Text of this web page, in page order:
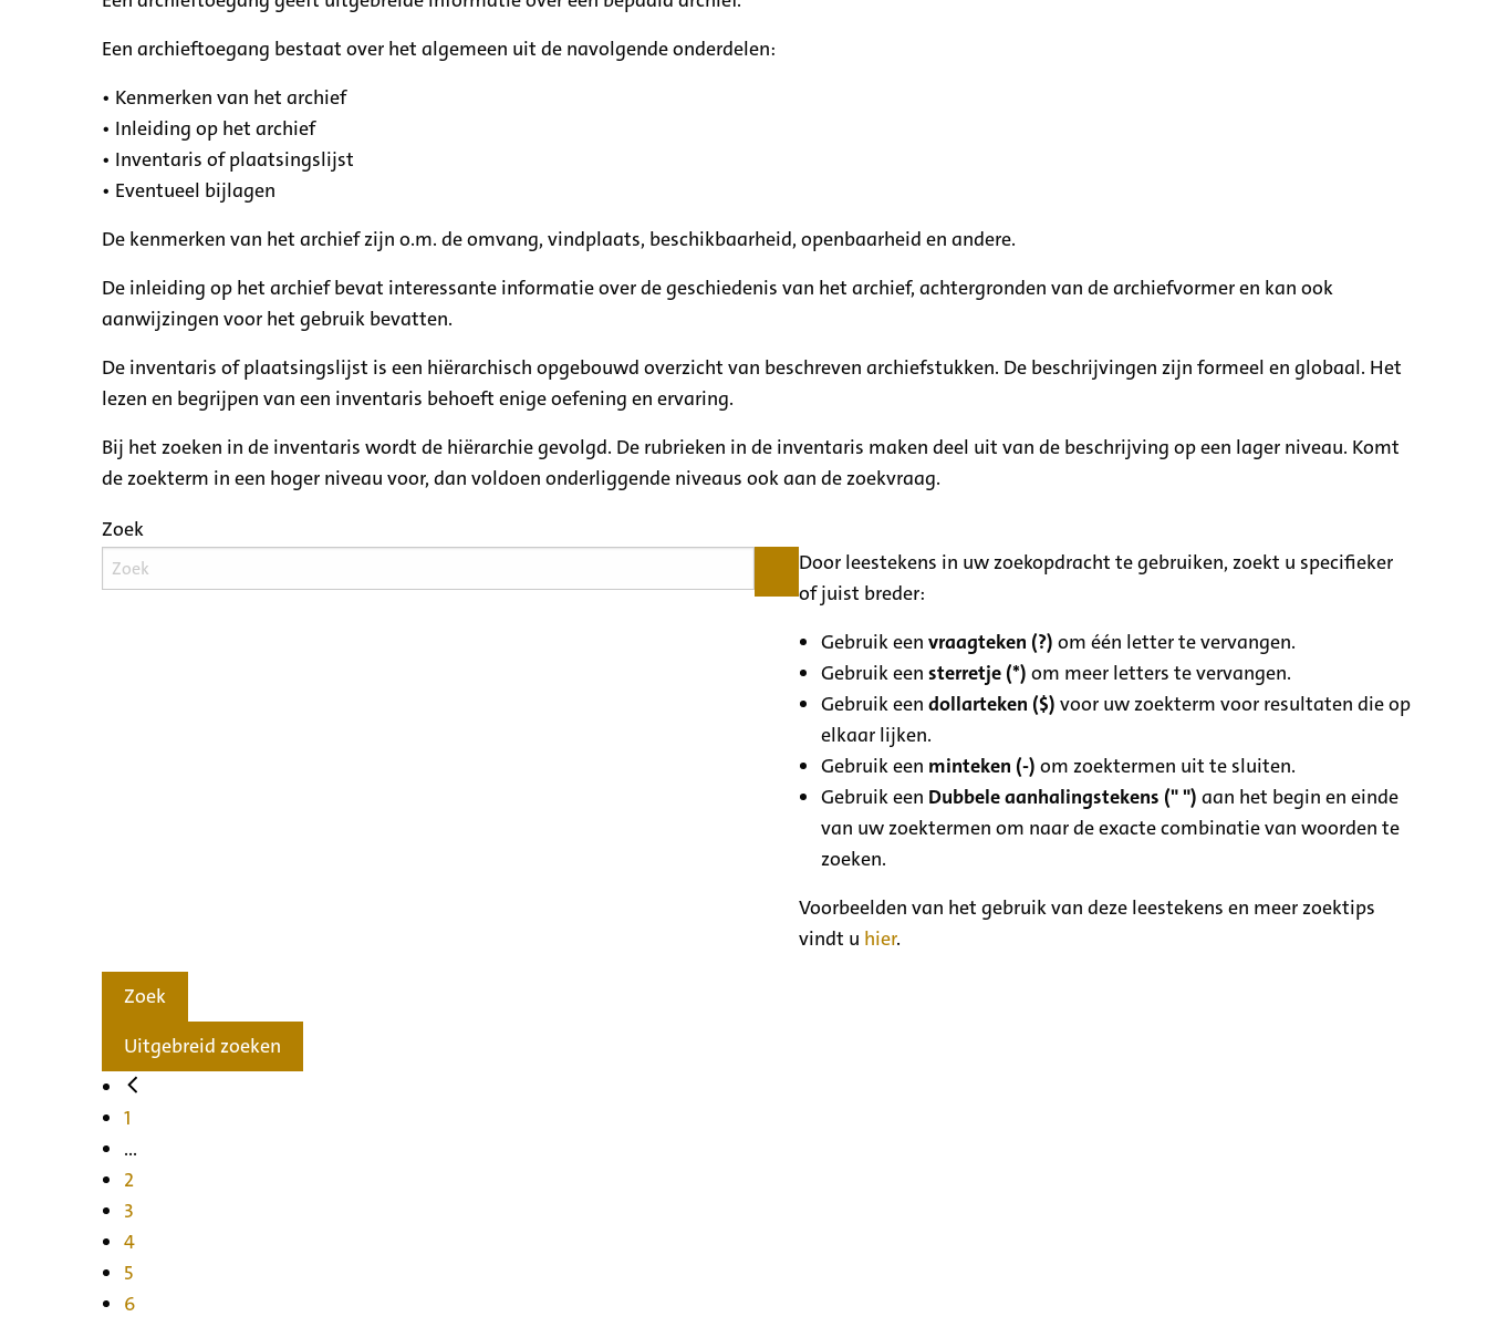
Een archieftoegang bestaat over het algemeen uit de navolgende onderdelen:
• Kenmerken van het archief
• Inleiding op het archief
• Inventaris of plaatsingslijst
• Eventueel bijlagen
De kenmerken van het archief zijn o.m. de omvang, vindplaats, beschikbaarheid, openbaarheid en andere.
De inleiding op het archief bevat interessante informatie over de geschiedenis van het archief, achtergronden van de archiefvormer en kan ook
aanwijzingen voor het gebruik bevatten.
De inventaris of plaatsingslijst is een hiërarchisch opgebouwd overzicht van beschreven archiefstukken. De beschrijvingen zijn formeel en globaal. Het
lezen en begrijpen van een inventaris behoeft enige oefening en ervaring.
Bij het zoeken in de inventaris wordt de hiërarchie gevolgd. De rubrieken in de inventaris maken deel uit van de beschrijving op een lager niveau. Komt
de zoekterm in een hoger niveau voor, dan voldoen onderliggende niveaus ook aan de zoekvraag.
Zoek
Door leestekens in uw zoekopdracht te gebruiken, zoekt u specifieker
of juist breder:
Gebruik eenvraagteken (?) om één letter te vervangen.
Gebruik eensterretje (*) om meer letters te vervangen.
Gebruik eendollarteken ($) voor uw zoekterm voor resultaten die op
elkaar lijken.
Gebruik een minteken (-) om zoektermen uit te sluiten.
Gebruik een Dubbele aanhalingstekens (" ") aan het begin en einde
van uw zoektermen om naar de exacte combinatie van woorden te
zoeken.
Voorbeelden van het gebruik van deze leestekens en meer zoektips
vindt u hier.
Zoek
Uitgebreid zoeken
1
...
2
3
4
5
6